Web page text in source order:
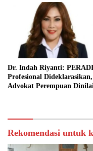
Dr. Indah Riyanti: PERADI
Profesional Dideklarasikan,
Advokat Perempuan
Rekomendasi untuk